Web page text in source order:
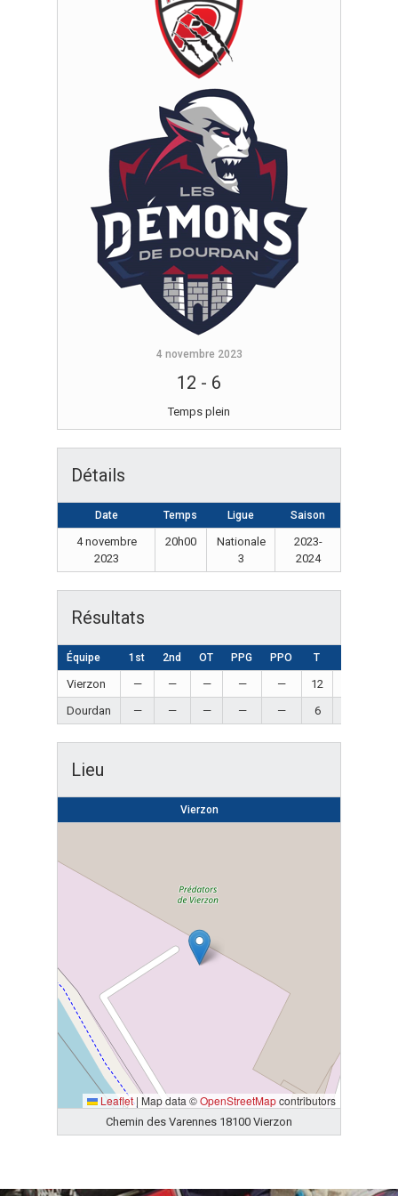
4 novembre 2023
12 - 6
Temps plein
Détails
Date Temps Ligue Saison
4 novembre
2023
20h00
Nationale
3
2023-
2024
Résultats
Équipe 1st 2nd OT PPG PPO T
Vierzon — — — — — 12
Dourdan
— — — — — 6
Lieu
Vierzon
Leaflet | Map data ©OpenStreetMapcontributors
Chemin des Varennes 18100 Vierzon